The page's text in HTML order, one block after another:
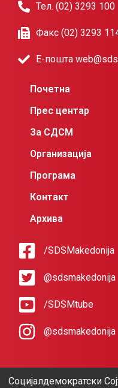
Тел. (02) 3293 100
Факс (02) 3293
Е-пошта
Почетна
Прес центар
За СДСМ
Организација
Програма
Контакт
Архива
/SDSMakedonija
@sdsmakedonija
/SDSMtube
@sdsmakedonija
Социјалдемократски